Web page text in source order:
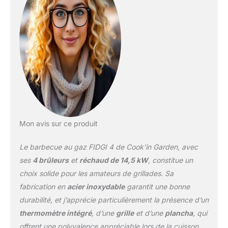
thermomètre et un
système de nettoyage
facile Avec 14,5 Kw de
puissance, ce barbecue
permettra de réunir
jusqu'à 10 personnes
autour de la table et ils
mangeront toujours à la
bonne température
chaud avant le service Le
barbecue est également
équipé de 4 roues
multidirectionnelles, qui
le rendent facilement
déplaçable et d'un capot
avec thermomètre
intégré. Dimensions :
Mon avis sur ce produit
Le barbecue au gaz FIDGI 4 de Cook’in Garden, avec
ses 4 brûleurset réchaud de 14,5 kW, constitue un
choix solide pour les amateurs de grillades. Sa
fabrication en acier inoxydablegarantit une bonne
durabilité, et j’apprécie particulièrement la présence d’un
thermomètre intégré, d’une grilleet d’une plancha, qui
offrent une polyvalence appréciable lors de la cuisson.